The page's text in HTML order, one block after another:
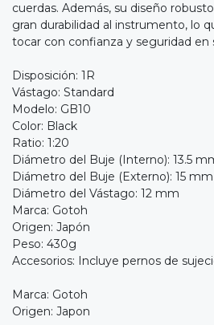
cuerdas. Además, su diseño
gran durabilidad al instrumento, lo
tocar con confianza y seguridad en
Disposición: 1R
Vástago: Standard
Modelo: GB10
Color: Black
Ratio: 1:20
Diámetro del Buje (Interno): 13.5
Diámetro del Buje (Externo): 15 mm
Diámetro del Vástago: 12 mm
Marca: Gotoh
Origen: Japón
Peso: 430g
Accesorios: Incluye pernos de
Marca: Gotoh
Origen: Japon